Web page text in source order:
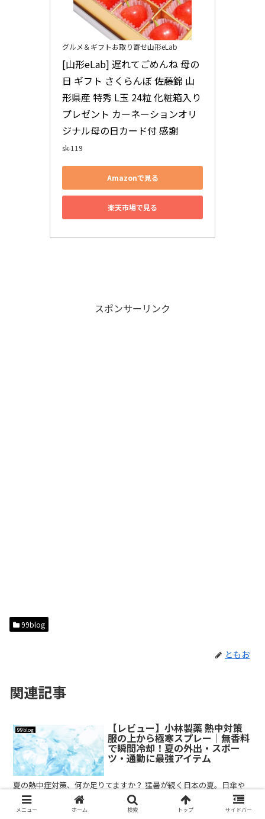
グルメ＆ギフトお取り寄せ山形eLab
[山形eLab] 遅れてごめんね 母の
日 ギフト さくらんぼ 佐藤錦 山
形県産 特秀 L玉 24粒 化粧箱入り
プレゼント カーネーションオリ
ジナル母の日カード付 感謝
sk-119
Amazonで見る
楽天市場で見る
スポンサーリンク
99blog
ともお
関連記事
99blog 【レビュー】小林製薬 熱中対策
服の上から極寒スプレー｜無香料
で瞬間冷却！夏の外出・スポー
ツ・通勤に最強アイテム
夏の熱中症対策、何か足りてますか？ 猛暑が続く日本の夏。日傘や
ネッククーラー、水分補給だけでは暑さを完全には防げないと感じた
ことはありませんか？ そんな時に役立つのが、**小林製薬の「熱中
対策 服の上から極寒スプレー 無香料」**です。
メニュー ホーム 検索 トップ サイドバー